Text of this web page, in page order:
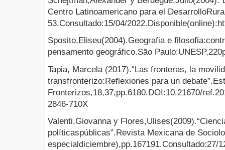
Centro Latinoamericano para el
53.Consultado:15/04/
Sposito,Eliseu(2004).Geografia e
pensamento geográfico.São
Tapia, Marcela (2017).“Las fronteras, la
transfronterizo:Reflexiones para un
Fronterizos,18,37,pp.6180.DOI:10.21670/
2846-710X
Valenti,Giovanna y
políticaspúblicas”.Revista Mexicana de
especialdiciembre),pp.167191.Consultado:27/